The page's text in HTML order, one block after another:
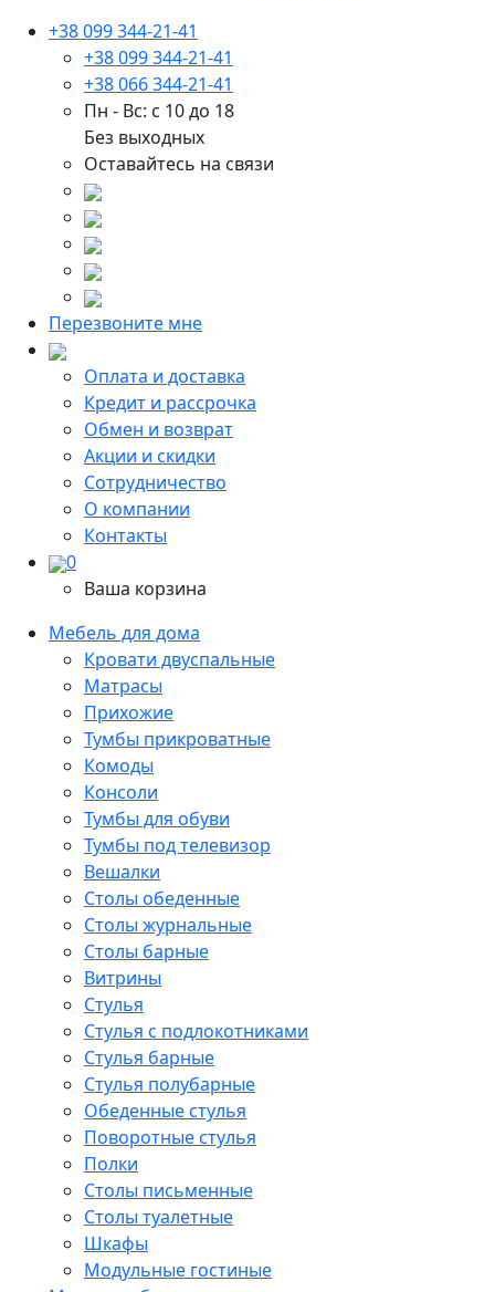
+38 099 344-21-41
+38 099 344-21-41
+38 066 344-21-41
Пн - Вс: с 10 до 18
Без выходных
Оставайтесь на связи
Перезвоните мне
Оплата и доставка
Кредит и рассрочка
Обмен и возврат
Акции и скидки
Сотрудничество
О компании
Контакты
0
Ваша корзина
Мебель для дома
Кровати двуспальные
Матрасы
Прихожие
Тумбы прикроватные
Комоды
Консоли
Тумбы для обуви
Тумбы под телевизор
Вешалки
Столы обеденные
Столы журнальные
Столы барные
Витрины
Стулья
Стулья с подлокотниками
Стулья барные
Стулья полубарные
Обеденные стулья
Поворотные стулья
Полки
Столы письменные
Столы туалетные
Шкафы
Модульные гостиные